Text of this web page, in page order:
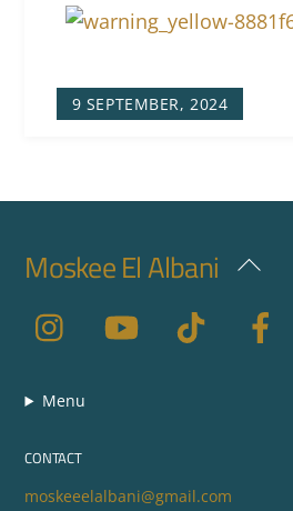
9 SEPTEMBER, 2024
Back
Top
Moskee El Albani
Menu
CONTACT
moskeeelalbani@gmail.com